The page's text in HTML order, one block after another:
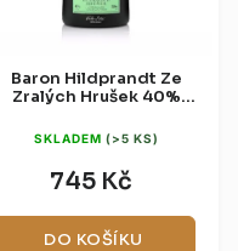
Baron Hildprandt Ze
Zralých Hrušek 40%
SKLADEM (>5 KS)
745 Kč
DO KOŠÍKU